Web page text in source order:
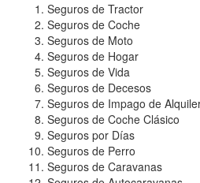
Seguros de Tractor
Seguros de Coche
Seguros de Moto
Seguros de Hogar
Seguros de Vida
Seguros de Decesos
Seguros de Impago de
Seguros de Coche Clásico
Seguros por Días
Seguros de Perro
Seguros de Caravanas